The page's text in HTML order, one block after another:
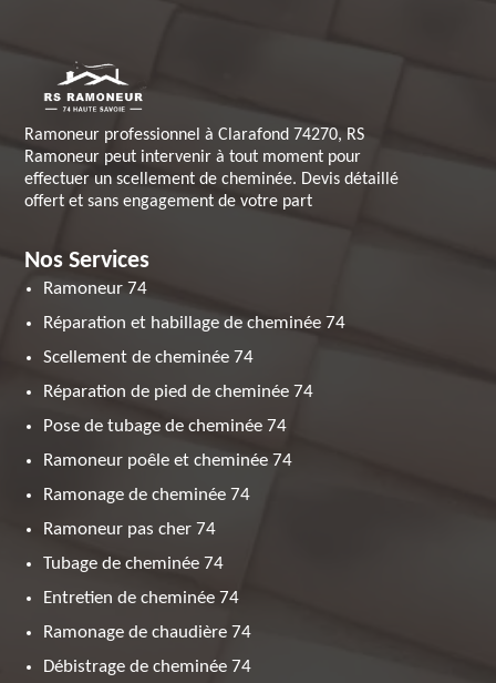
Ramoneur professionnel à Clarafond 74270, RS
Ramoneur peut intervenir à tout moment pour
effectuer un scellement de cheminée. Devis détaillé
offert et sans engagement de votre part
Nos Services
Ramoneur 74
Réparation et habillage de cheminée 74
Scellement de cheminée 74
Réparation de pied de cheminée 74
Pose de tubage de cheminée 74
Ramoneur poêle et cheminée 74
Ramonage de cheminée 74
Ramoneur pas cher 74
Tubage de cheminée 74
Entretien de cheminée 74
Ramonage de chaudière 74
Débistrage de cheminée 74